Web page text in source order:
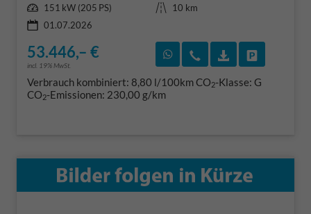
Leistung 151 kW (205 PS) Kilometerstand
10 km
01.07.2026
53.446,– €
incl. 19% MwSt.
Rückruf vereinbaren
Wir rufen Sie an
Verbrauch kombiniert: 8,80 l/100kmCO2-Klasse: G
CO2-Emissionen: 230,00 g/km